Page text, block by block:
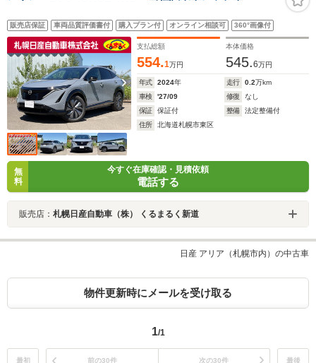
販売店保証 車両品質評価書付 購入プラン付 オンライン相談可 360°画像付
支払総額
554.1万円
本体価格
545.6万円
年式 2024年 走行 0.2万km
車検
'27/09 修復
なし
保証
保証付 整備
法定整備付
住所
北海道札幌市東区
無
料
今すぐ在庫確認・見積依頼
電話する
販売店： 札幌日産自動車（株） くるまるく新道
日産 アリア（札幌市内）の中古車
物件更新時にメールを受け取る
1/1
最初 前の30件 次の30件 最後